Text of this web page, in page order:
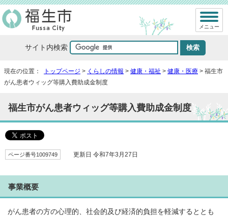
サイト内検索
メニュー
現在の位置： トップページ > くらしの情報 > 健康・福祉 > 健康・医療 > 福生市
がん患者ウィッグ等購入費助成金制度
福生市がん患者ウィッグ等購入費助成金制度
ページ番号1009749 更新日 令和7年3月27日
事業概要
がん患者の方の心理的、社会的及び経済的負担を軽減するととも